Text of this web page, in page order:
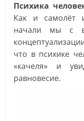
Психика
Как и самолёт
начали мы с
что в психике
«качеля» и
равновесие.